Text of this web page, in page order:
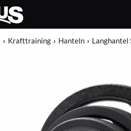
Krafttraining Hanteln Langhantel